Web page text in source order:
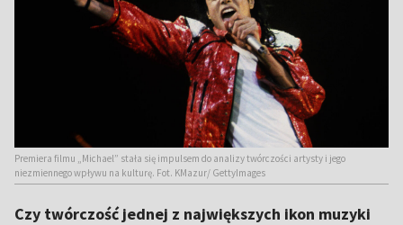
Premiera filmu „Michael” stała się impulsem do analizy twórczości artysty i jego
niezmiennego wpływu na kulturę. Fot. KMazur/ GettyImages
Czy twórczość jednej z największych ikon muzyki